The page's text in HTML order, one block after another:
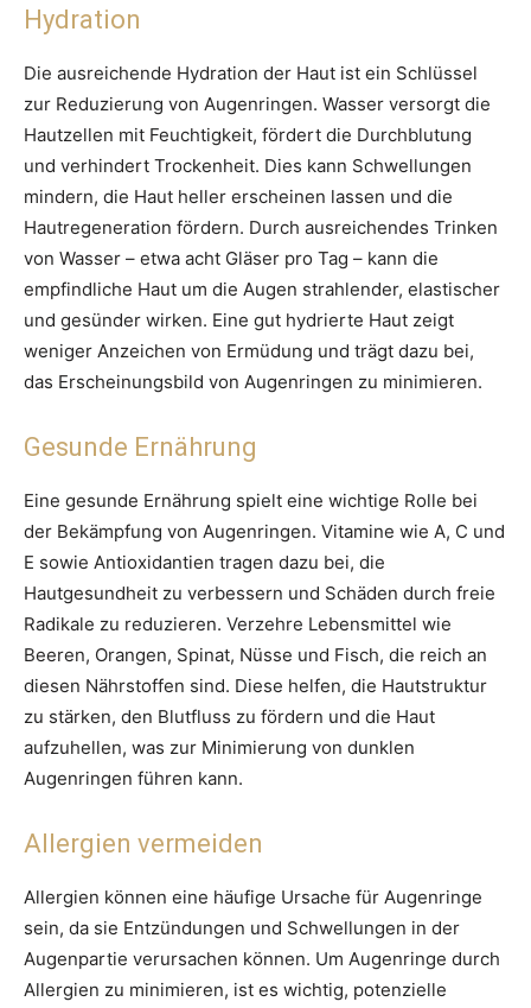
Hydration
Die ausreichende Hydration der Haut ist ein Schlüssel
zur Reduzierung von Augenringen. Wasser versorgt die
Hautzellen mit Feuchtigkeit, fördert die Durchblutung
und verhindert Trockenheit. Dies kann Schwellungen
mindern, die Haut heller erscheinen lassen und die
Hautregeneration fördern. Durch ausreichendes Trinken
von Wasser – etwa acht Gläser pro Tag – kann die
empfindliche Haut um die Augen strahlender, elastischer
und gesünder wirken. Eine gut hydrierte Haut zeigt
weniger Anzeichen von Ermüdung und trägt dazu bei,
das Erscheinungsbild von Augenringen zu minimieren.
Gesunde Ernährung
Eine gesunde Ernährung spielt eine wichtige Rolle bei
der Bekämpfung von Augenringen. Vitamine wie A, C und
E sowie Antioxidantien tragen dazu bei, die
Hautgesundheit zu verbessern und Schäden durch freie
Radikale zu reduzieren. Verzehre Lebensmittel wie
Beeren, Orangen, Spinat, Nüsse und Fisch, die reich an
diesen Nährstoffen sind. Diese helfen, die Hautstruktur
zu stärken, den Blutfluss zu fördern und die Haut
aufzuhellen, was zur Minimierung von dunklen
Augenringen führen kann.
Allergien vermeiden
Allergien können eine häufige Ursache für Augenringe
sein, da sie Entzündungen und Schwellungen in der
Augenpartie verursachen können. Um Augenringe durch
Allergien zu minimieren, ist es wichtig, potenzielle